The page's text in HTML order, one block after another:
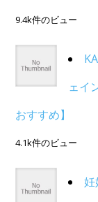
9.4k件のビュー
ェイ
おすすめ】
4.1k件のビュー
妊